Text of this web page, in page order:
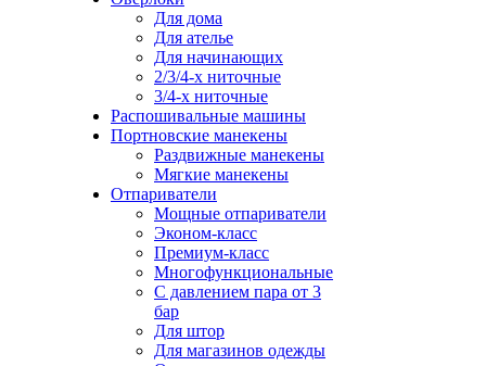
Для дома
Для ателье
Для начинающих
2/3/4-х ниточные
3/4-х ниточные
Распошивальные машины
Портновские манекены
Раздвижные манекены
Мягкие манекены
Отпариватели
Мощные отпариватели
Эконом-класс
Премиум-класс
Многофункциональные
С давлением пара от 3
бар
Для штор
Для магазинов одежды